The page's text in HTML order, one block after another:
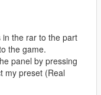
in the rar to the part
the game.
panel by pressing
my preset (Real